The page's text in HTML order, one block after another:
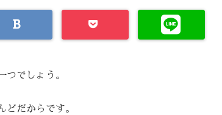
つでしょう。
だからです。